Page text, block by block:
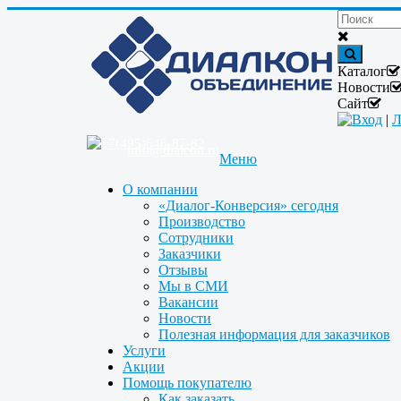
Каталог
Новости
Сайт
Вход |
Меню
О компании
«Диалог-Конверсия» сегодня
Производство
Сотрудники
Заказчики
Отзывы
Мы в СМИ
Вакансии
Новости
Полезная информация для заказчиков
Услуги
Акции
Помощь покупателю